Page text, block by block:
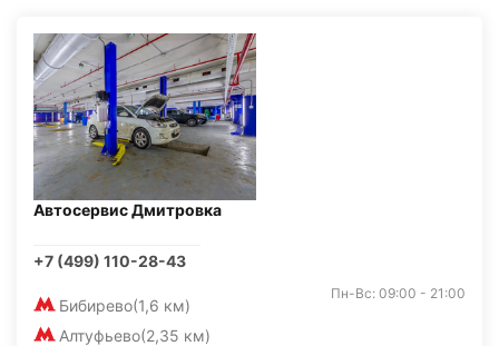
Автосервис Дмитровка
+7 (499) 110-28-43
Бибирево(1,6 км)
Алтуфьево(2,35 км)
Пн-Вс: 09:00 - 21:00